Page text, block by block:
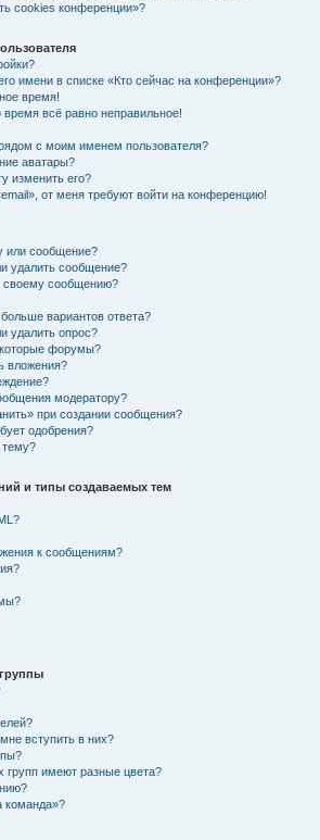
cookies конференции»?
имени в списке «Кто сейчас на конференции»?
время!
всё равно неправильное!
с моим именем пользователя?
аватары?
изменить его?
от меня требуют войти на конференцию!
или сообщение?
удалить сообщение?
своему сообщению?
вариантов ответа?
удалить опрос?
форумы?
вложения?
модератору?
при создании сообщения?
одобрения?
тему?
и типы создаваемых тем
к сообщениям?
вступить в них?
групп имеют разные цвета?
команда»?